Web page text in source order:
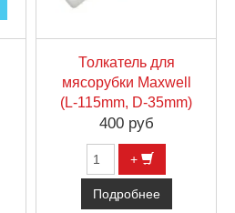
Толкатель для
мясорубки Maxwell
(L-115mm, D-35mm)
400 руб
+
Подробнее